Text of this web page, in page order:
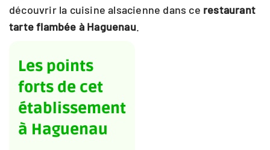
découvrir la cuisine alsacienne dans ce restaurant
tarte flambée à Haguenau.
Les points
forts de cet
établissement
à Haguenau